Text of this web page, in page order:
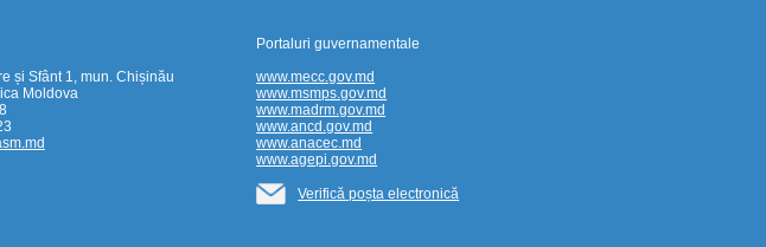
și Sfânt 1, mun. Chișinău
Moldova
Portaluri guvernamentale
www.mecc.gov.md
www.msmps.gov.md
www.madrm.gov.md
www.ancd.gov.md
www.anacec.md
www.agepi.gov.md
Verifică poșta electronică